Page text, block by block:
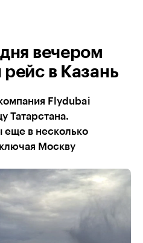
вечером
в Казань
Flydubai
Татарстана.
еще в несколько
Москву